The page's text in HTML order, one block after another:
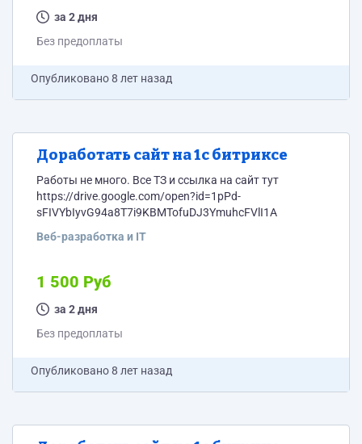
за 2 дня
Без предоплаты
Опубликовано8 лет назад
Доработать сайт на 1с битриксе
Работы не много. Все ТЗ и ссылка на сайт тут
https://drive.google.com/open?id=1pPd-
sFIVYbIyvG94a8T7i9KBMTofuDJ3YmuhcFVlI1A
Веб-разработка и IT
1 500 Руб
за 2 дня
Без предоплаты
Опубликовано8 лет назад